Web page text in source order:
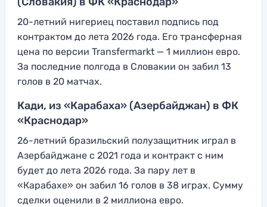
20-летний нигериец поставил подпись под
контрактом до лета 2026 года. Его трансферная
цена по версии Transfermarkt — 1 миллион евро.
За последние полгода в Словакии он забил 13
голов в 20 матчах.
Кади, из «Карабаха» (Азербайджан) в ФК
«Краснодар»
26-летний бразильский полузащитник играл в
Азербайджане с 2021 года и контракт с ним
будет до лета 2026 года. За пару лет в
«Карабахе» он забил 16 голов в 38 играх. Сумму
сделки оценили в 2 миллиона евро.